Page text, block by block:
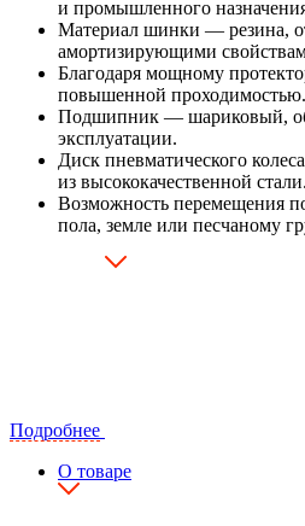
и промышленного
Материал шинки — резина,
амортизирующими
Благодаря мощному
повышенной проходимостью.
Подшипник — шариковый,
эксплуатации.
Диск пневматического
из высококачественной стали.
Возможность перемещения
пола, земле или песчаному
Подробнее
О товаре